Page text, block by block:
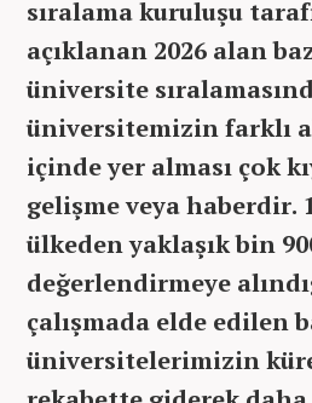
sıralama kuruluşu
açıklanan 2026 alan
üniversite
üniversitemizin farklı
içinde yer alması çok
gelişme veya haberdir.
ülkeden yaklaşık bin
değerlendirmeye
çalışmada elde edilen
üniversitelerimizin